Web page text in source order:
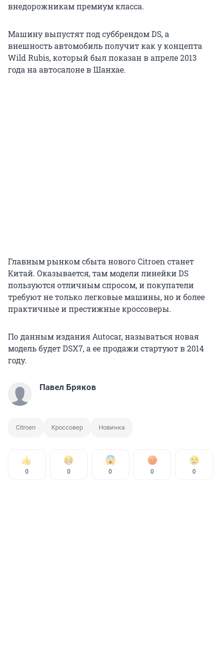
внедорожникам премиум класса.
Машину выпустят под суббрендом DS, а
внешность автомобиль получит как у концепта
Wild Rubis, который был показан в апреле 2013
года на автосалоне в Шанхае.
Главным рынком сбыта нового Citroen станет
Китай. Оказывается, там модели линейки DS
пользуются отличным спросом, и покупатели
требуют не только легковые машины, но и более
практичные и престижные кроссоверы.
По данным издания Autocar, называться новая
модель будет DSX7, а ее продажи стартуют в 2014
году.
Павел Бряков
Citroen Кроссовер Новинка
0 0 0 0 0